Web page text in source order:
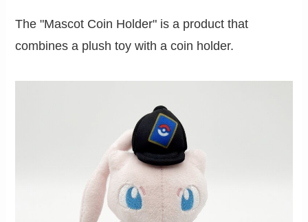
The "Mascot Coin Holder" is a product that
combines a plush toy with a coin holder.